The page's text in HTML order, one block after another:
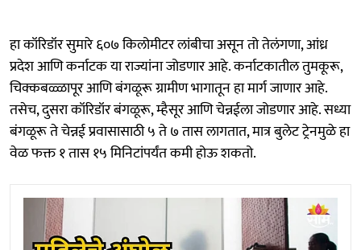
हा कॉरिडॉर सुमारे ६०७ किलोमीटर लांबीचा असून तो तेलंगणा, आंध्र
प्रदेश आणि कर्नाटक या राज्यांना जोडणार आहे. कर्नाटकातील तुमकूरू,
चिक्कबळ्ळापूर आणि बंगळूरू ग्रामीण भागातून हा मार्ग जाणार आहे.
तसेच, दुसरा कॉरिडॉर बंगळूरू, म्हैसूर आणि चेन्नईला जोडणार आहे. सध्या
बंगळूरू ते चेन्नई प्रवासासाठी ५ ते ७ तास लागतात, मात्र बुलेट ट्रेनमुळे हा
वेळ फक्त १ तास १५ मिनिटांपर्यंत कमी होऊ शकतो.